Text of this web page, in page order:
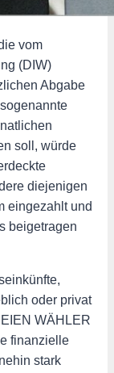
vom
(DIW)
Abgabe
soll, würde
diejenigen
eingezahlt und
beigetragen
oder privat
WÄHLER
finanzielle
stark